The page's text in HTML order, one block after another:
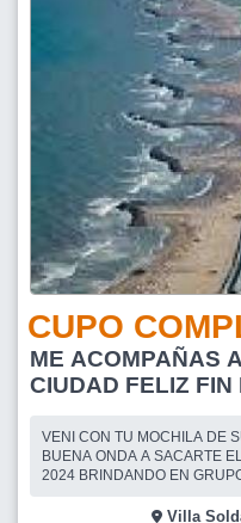
CUPO
ME ACOMPAÑAS
CIUDAD FELIZ FIN
VENI CON TU MOCHILA DE SUEÑOS ALEGRIAS ENTUSIASMO
BUENA ONDA A SACARTE EL STRESS Y
2024 BRINDANDO EN GRUPO AÑO PASANDOLA ESPECTACULAR
SUMATE AL GRUPO